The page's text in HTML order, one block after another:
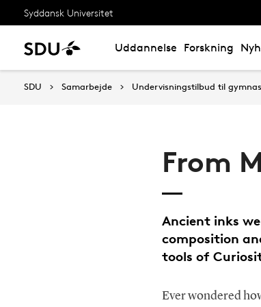
Syddansk Universitet
Uddannelse Forskning
SDU Samarbejde Undervisningstilbud til
From
Ancient inks
composition
tools of
Ever wondered